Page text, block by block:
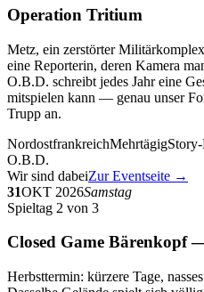
Operation Tritium
Metz, ein zerstörter
eine Reporterin, deren Kamera
O.B.D. schreibt jedes Jahr eine
mitspielen kann — genau unser
Trupp an.
NordostfrankreichMehrtägig
O.B.D.
Wir sind dabeiZur Eventseite →
31OKT 2026Samstag
Spieltag 2 von 3
Closed Game Bärenkopf
Herbsttermin: kürzere Tage,